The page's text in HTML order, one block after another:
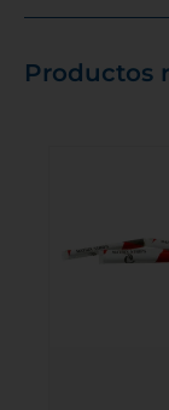
Productos